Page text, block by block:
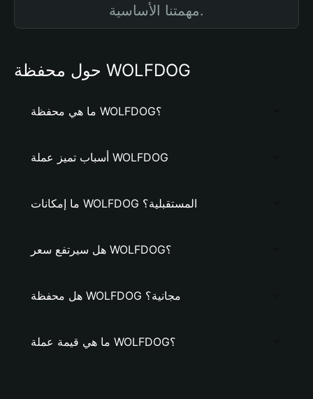
مهمتنا الأساسية.
حول محفظة WOLFDOG
ما هي محفظة WOLFDOG؟
أسباب تميز عملة WOLFDOG
ما إمكانات WOLFDOG المستقبلية؟
هل سيرتفع سعر WOLFDOG؟
هل محفظة WOLFDOG مجانية؟
ما هي قيمة عملة WOLFDOG؟